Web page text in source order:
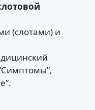
(слотами) и